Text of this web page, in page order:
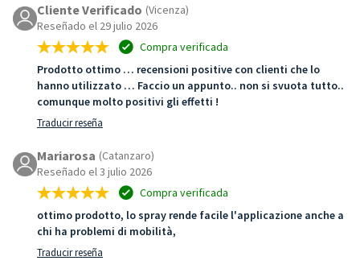
Cliente Verificado (Vicenza)
Reseñado el 29 julio 2026
Compra verificada
Prodotto ottimo … recensioni positive con clienti che lo
hanno utilizzato … Faccio un appunto.. non si svuota tutto..
comunque molto positivi gli effetti !
Traducir reseña
Mariarosa (Catanzaro)
Reseñado el 3 julio 2026
Compra verificada
ottimo prodotto, lo spray rende facile l'applicazione anche a
chi ha problemi di mobilità,
Traducir reseña